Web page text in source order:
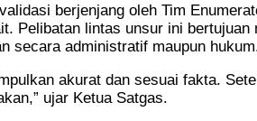
berjenjang oleh Tim
lintas unsur ini
secara administratif maupun
akurat dan sesuai fakta.
ujar Ketua Satgas.